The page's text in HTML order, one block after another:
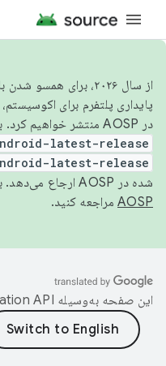
از سال ۲۰۲۶، برای
پایداری پلتفرم برای
در AOSP منتشر خواهیم کرد. برای ساخت و مشارکت در AOSP،
latest-release
latest-release
شده در AOSP ارجاع می‌دهد. برای اطلاعات بیشتر، به
AOSP مراجعه کنید.
این صفحه به‌وسیله